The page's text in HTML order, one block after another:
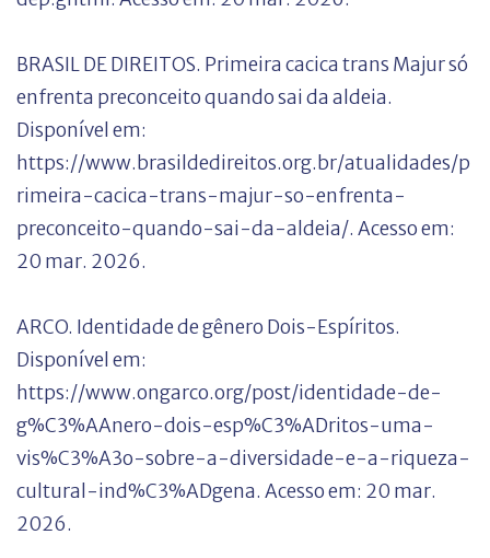
BRASIL DE DIREITOS. Primeira cacica trans Majur só
enfrenta preconceito quando sai da aldeia.
Disponível em:
https://www.brasildedireitos.org.br/atualidades/p
rimeira-cacica-trans-majur-so-enfrenta-
preconceito-quando-sai-da-aldeia/. Acesso em:
20 mar. 2026.
ARCO. Identidade de gênero Dois-Espíritos.
Disponível em:
https://www.ongarco.org/post/identidade-de-
g%C3%AAnero-dois-esp%C3%ADritos-uma-
vis%C3%A3o-sobre-a-diversidade-e-a-riqueza-
cultural-ind%C3%ADgena. Acesso em: 20 mar.
2026.